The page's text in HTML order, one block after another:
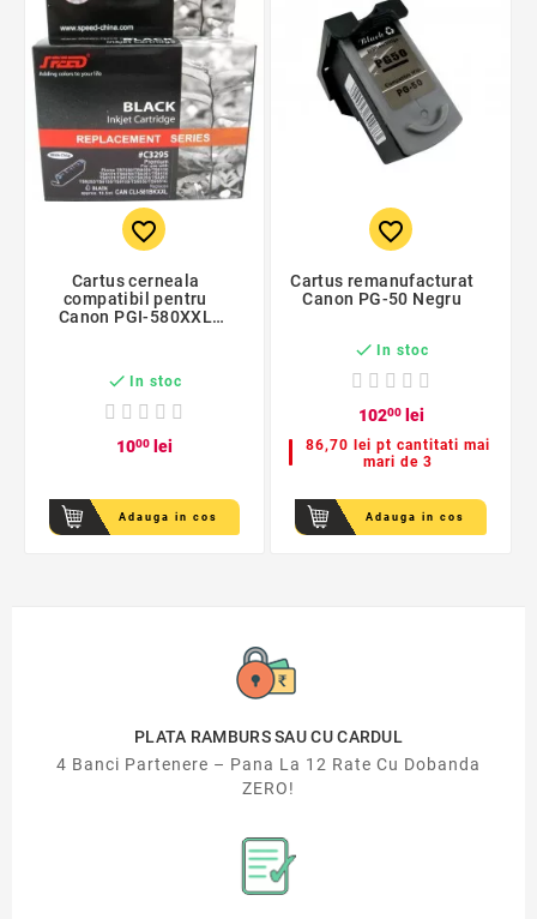
favorite_border
Cartus cerneala
compatibil pentru
Canon PGI-580XXL
 In stoc
1000lei
Adauga in cos
favorite_border
Cartus remanufacturat
Canon PG-50 Negru
 In stoc
10200lei
86,70 lei pt cantitati mai
mari de 3
Adauga in cos
PLATA RAMBURS SAU CU CARDUL
4 Banci Partenere – Pana La 12 Rate Cu Dobanda
ZERO!